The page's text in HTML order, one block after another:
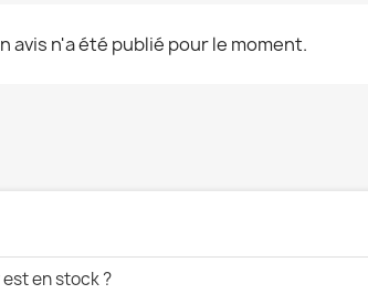
avis n'a été publié pour le moment.
en stock ?